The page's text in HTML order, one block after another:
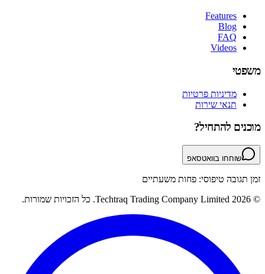
Features
Blog
FAQ
Videos
משפטי
מדיניות פרטיות
תנאי שירות
מוכנים להתחיל?
שוחחו בוואטסאפ
זמן תגובה טיפוסי: פחות משעתיים
© 2026 Techtraq Trading Company Limited. כל הזכויות שמורות.